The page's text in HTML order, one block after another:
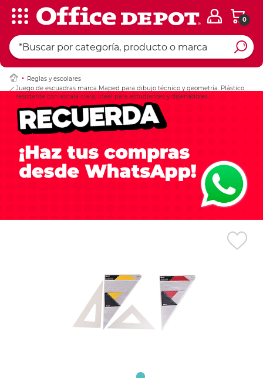
0
Reglas y escolares
Juego de escuadras marca Maped para dibujo técnico y geometría. Plástico
resistente con escala clara, ideal para estudiantes y diseñadores.
Ingresar Codigo